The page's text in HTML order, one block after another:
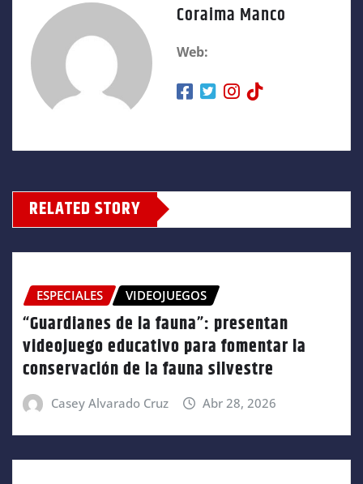
Coraima Manco
Web:
RELATED STORY
ESPECIALES VIDEOJUEGOS
“Guardianes de la fauna”: presentan
videojuego educativo para fomentar la
conservación de la fauna silvestre
Casey Alvarado Cruz Abr 28, 2026